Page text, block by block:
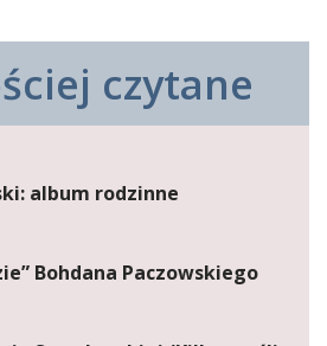
czytane
album rodzinne
Bohdana Paczowskiego